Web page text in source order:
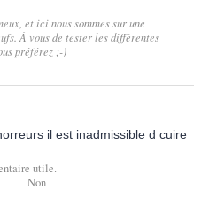
et ici nous sommes sur une
À vous de tester les différentes
préférez ;-)
il est inadmissible d cuire
utile.
Non